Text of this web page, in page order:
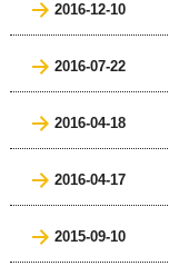
2016-12-10
2016-07-22
2016-04-18
2016-04-17
2015-09-10